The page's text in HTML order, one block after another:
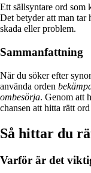
Ett sällsyntare ord som
Det betyder att man tar
skada eller problem.
Sammanfattning
När du söker efter
använda orden
ombesörja. Genom att
chansen att hitta rätt
Så hittar du
Varför är det